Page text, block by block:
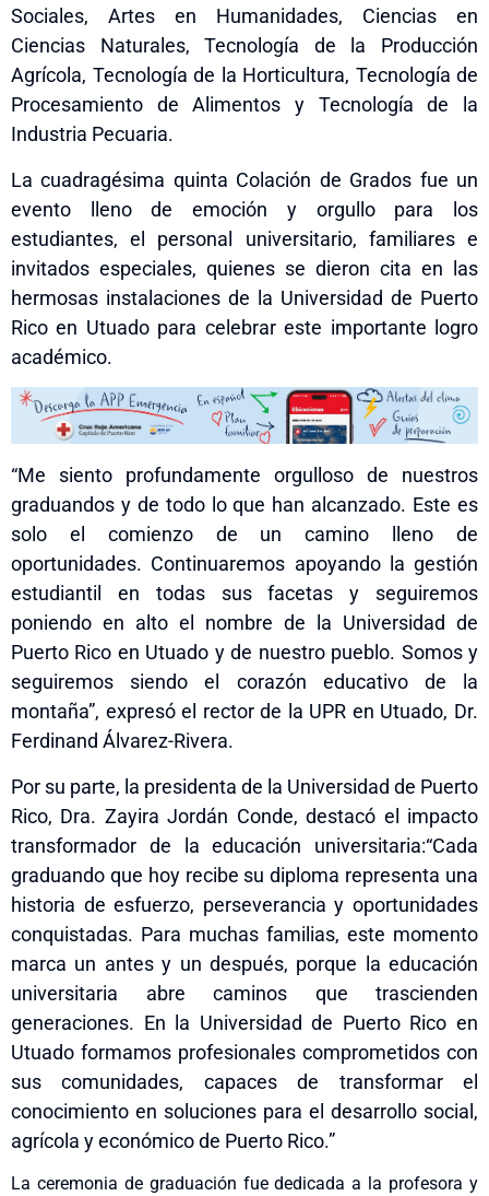
Sociales, Artes en Humanidades, Ciencias en
Ciencias Naturales, Tecnología de la Producción
Agrícola, Tecnología de la Horticultura, Tecnología de
Procesamiento de Alimentos y Tecnología de la
Industria Pecuaria.
La cuadragésima quinta Colación de Grados fue un
evento lleno de emoción y orgullo para los
estudiantes, el personal universitario, familiares e
invitados especiales, quienes se dieron cita en las
hermosas instalaciones de la Universidad de Puerto
Rico en Utuado para celebrar este importante logro
académico.
“Me siento profundamente orgulloso de nuestros
graduandos y de todo lo que han alcanzado. Este es
solo el comienzo de un camino lleno de
oportunidades. Continuaremos apoyando la gestión
estudiantil en todas sus facetas y seguiremos
poniendo en alto el nombre de la Universidad de
Puerto Rico en Utuado y de nuestro pueblo. Somos y
seguiremos siendo el corazón educativo de la
montaña”, expresó el rector de la UPR en Utuado, Dr.
Ferdinand Álvarez-Rivera.
Por su parte, la presidenta de la Universidad de Puerto
Rico, Dra. Zayira Jordán Conde, destacó el impacto
transformador de la educación universitaria:“Cada
graduando que hoy recibe su diploma representa una
historia de esfuerzo, perseverancia y oportunidades
conquistadas. Para muchas familias, este momento
marca un antes y un después, porque la educación
universitaria abre caminos que trascienden
generaciones. En la Universidad de Puerto Rico en
Utuado formamos profesionales comprometidos con
sus comunidades, capaces de transformar el
conocimiento en soluciones para el desarrollo social,
agrícola y económico de Puerto Rico.”
La ceremonia de graduación fue dedicada a la profesora y